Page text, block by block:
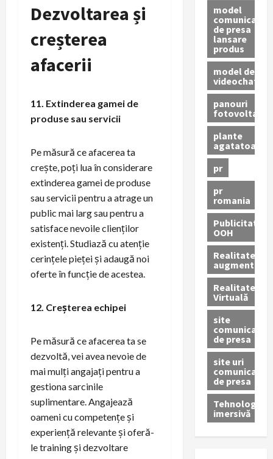
Dezvoltarea și
creșterea
afacerii
11. Extinderea gamei de
produse sau servicii
Pe măsură ce afacerea ta
crește, poți lua în considerare
extinderea gamei de produse
sau servicii pentru a atrage un
public mai larg sau pentru a
satisface nevoile clienților
existenți. Studiază cu atenție
cerințele pieței și adaugă noi
oferte în funcție de acestea.
12. Creșterea echipei
Pe măsură ce afacerea ta se
dezvoltă, vei avea nevoie de
mai mulți angajați pentru a
gestiona sarcinile
suplimentare. Angajează
oameni cu competențe și
experiență relevante și oferă-
le training și dezvoltare
model
comunicat
de presa
lansare
produs
model de
videochat
panouri
fotovoltaice
plante
agatatoare
pr
pr
romania
Publicitate
OOH
Realitatea
augmentată
Realitatea
Virtuală
site
comunicate
de presa
site uri
comunicate
de presa
Tehnologie
imersivă